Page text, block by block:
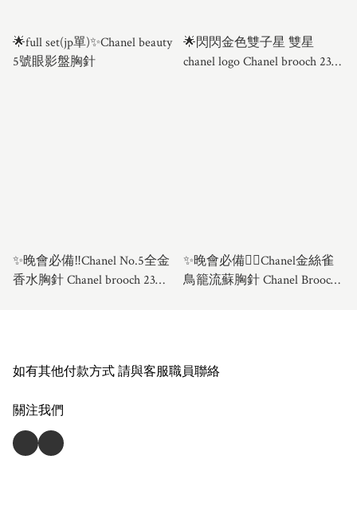
🌟full set(jp單)✨Chanel beauty
5號眼影盤胸針
🌟閃閃金色雙子星 雙星
chanel logo Chanel brooch 23年
✨晚會必備‼️Chanel No.5全金
香水胸針 Chanel brooch 23年
✨晚會必備❤️‍🔥Chanel金絲雀
鳥籠流蘇胸針 Chanel Brooch
如有其他付款方式 請與客服職員聯絡
關注我們